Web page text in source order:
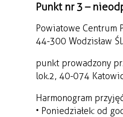
Punkt nr 3 –
Powiatowe Centrum
44-300 Wodzisław
punkt prowadzony
lok.2, 40-074
Harmonogram
• Poniedziałek: od